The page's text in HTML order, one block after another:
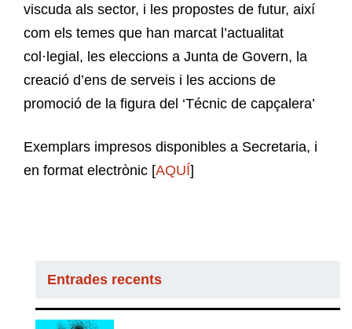
viscuda als sector, i les propostes de futur, així
com els temes que han marcat l’actualitat
col·legial, les eleccions a Junta de Govern, la
creació d’ens de serveis i les accions de
promoció de la figura del ‘Técnic de capçalera’
Exemplars impresos disponibles a Secretaria, i
en format electrònic [AQUÍ]
Entrades recents